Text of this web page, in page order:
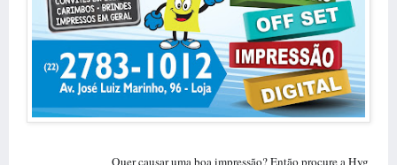
Quer causar uma boa impressão? Então procure a Hyg